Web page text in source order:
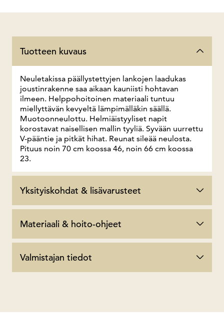
Tuotteen kuvaus
Neuletakissa päällystettyjen lankojen laadukas
joustinrakenne saa aikaan kauniisti hohtavan
ilmeen. Helppohoitoinen materiaali tuntuu
miellyttävän kevyeltä lämpimälläkin säällä.
Muotoonneulottu. Helmiäistyyliset napit
korostavat naisellisen mallin tyyliä. Syvään uurrettu
V-pääntie ja pitkät hihat. Reunat sileää neulosta.
Pituus noin 70 cm koossa 46, noin 66 cm koossa
23.
Yksityiskohdat & lisävarusteet
Materiaali & hoito-ohjeet
Valmistajan tiedot